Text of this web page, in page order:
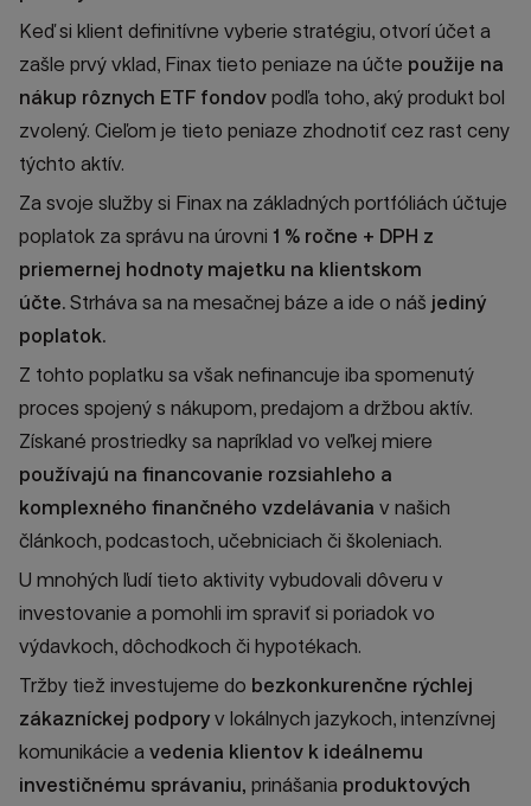
Keď si klient definitívne vyberie stratégiu, otvorí účet a
zašle prvý vklad, Finax tieto peniaze na účte použije na
nákup rôznych ETF fondov podľa toho, aký produkt bol
zvolený. Cieľom je tieto peniaze zhodnotiť cez rast ceny
týchto aktív.
Za svoje služby si Finax na základných portfóliách účtuje
poplatok za správu na úrovni 1 % ročne + DPH z
priemernej hodnoty majetku na klientskom
účte. Strháva sa na mesačnej báze a ide o náš jediný
poplatok.
Z tohto poplatku sa však nefinancuje iba spomenutý
proces spojený s nákupom, predajom a držbou aktív.
Získané prostriedky sa napríklad vo veľkej miere
používajú na financovanie rozsiahleho a
komplexného finančného vzdelávania v našich
článkoch, podcastoch, učebniciach či školeniach.
U mnohých ľudí tieto aktivity vybudovali dôveru v
investovanie a pomohli im spraviť si poriadok vo
výdavkoch, dôchodkoch či hypotékach.
Tržby tiež investujeme do bezkonkurenčne rýchlej
zákazníckej podpory v lokálnych jazykoch, intenzívnej
komunikácie a vedenia klientov k ideálnemu
investičnému správaniu, prinášania produktových